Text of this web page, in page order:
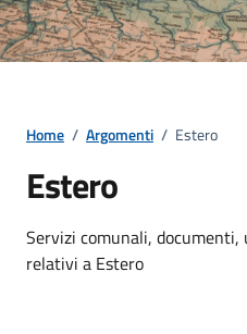
Home / Argomenti / Estero
Estero
Dettagli della
Servizi comunali,
relativi a Estero